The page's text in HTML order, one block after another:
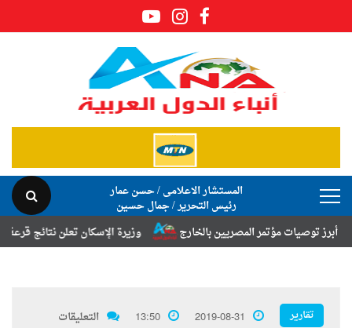
المستشار الاعلامى / حسن عمار
رئيس التحرير / جمال حسين
وزيرة الإسكان تعلن نتائج قرعة تخصيص
مؤتمر المصريين بالخارج
تقارير 2019-08-31
13:50 التعليقات